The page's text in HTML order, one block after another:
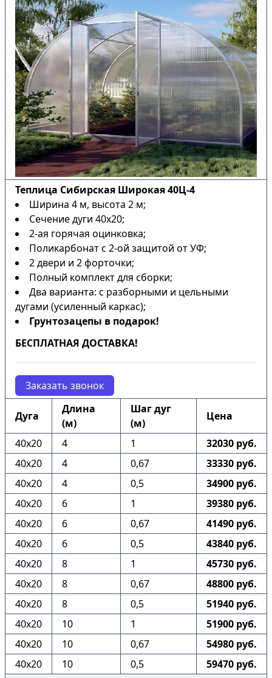
Теплица Сибирская Широкая 40Ц-4
Ширина 4 м, высота 2 м;
Сечение дуги 40х20;
2-ая горячая оцинковка;
Поликарбонат с 2-ой защитой от УФ;
2 двери и 2 форточки;
Полный комплект для сборки;
Два варианта: с разборными и цельными
дугами (усиленный каркас);
Грунтозацепы в подарок!
БЕСПЛАТНАЯ ДОСТАВКА!
Заказать звонок
Дуга
Длина
(м)
Шаг дуг
(м)
Цена
40х20 4 1
32030 руб.
40х20
4 0,67
33330 руб.
40х20
4 0,5
34900 руб.
40х20
6 1
39380 руб.
40х20
6 0,67
41490 руб.
40х20
6 0,5
43840 руб.
40х20
8 1
45730 руб.
40х20
8 0,67
48800 руб.
40х20
8 0,5
51940 руб.
40х20
10 1
51900 руб.
40х20
10 0,67
54980 руб.
40х20
10 0,5 59470 руб.